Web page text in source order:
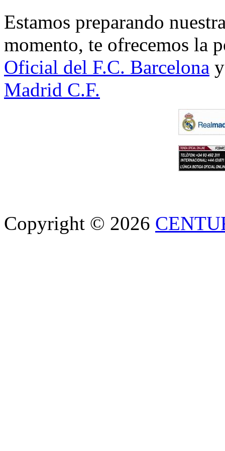
Estamos preparando
momento, te ofrecemos la
Oficial del F.C. Barcelona
Madrid C.F.
Copyright © 2026